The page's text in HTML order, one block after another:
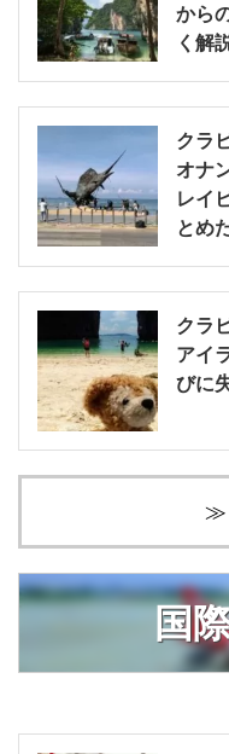
から
く解
クラ
オナ
レイ
とめ
クラ
アイ
びに
≫
国